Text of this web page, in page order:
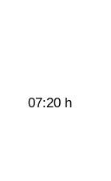
07:20 h